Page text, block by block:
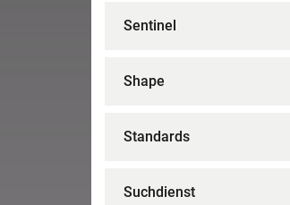
Sentinel
Shape
Standards
Suchdienst